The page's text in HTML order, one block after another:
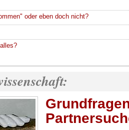
oder eben doch nicht?